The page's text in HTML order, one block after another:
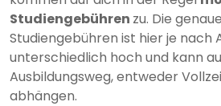
Studiengebühren zu. Die
Studiengebühren ist hier je nach
unterschiedlich hoch und kann
Ausbildungsweg, entweder
abhängen.